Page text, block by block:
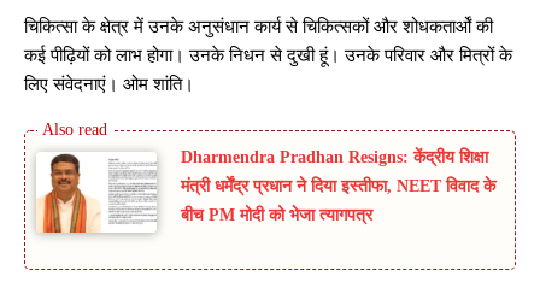
चिकित्सा के क्षेत्र में उनके अनुसंधान कार्य से चिकित्सकों और शोधकतार्ओं की
कई पीढ़ियों को लाभ होगा। उनके निधन से दुखी हूं। उनके परिवार और मित्रों के
लिए संवेदनाएं। ओम शांति।
Dharmendra Pradhan Resigns: केंद्रीय शिक्षा
मंत्री धर्मेंद्र प्रधान ने दिया इस्तीफा, NEET विवाद के
बीच PM मोदी को भेजा त्यागपत्र